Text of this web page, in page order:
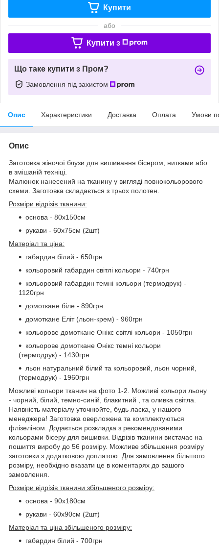
Купити
або
Купити з
Що таке купити з Пром?
Замовлення під захистом
Опис Характеристики Доставка Оплата Умови
Опис
Заготовка жіночої блузи для вишивання бісером, нитками або
в змішаній техніці.
Малюнок нанесений на тканину у вигляді повнокольорового
схеми. Заготовка складається з трьох полотен.
Розміри відрізів тканини:
основа - 80х150см
рукави - 60х75см (2шт)
Матеріал та ціна:
габардин білий - 650грн
кольоровий габардин світлі кольори - 740грн
кольоровий габардин темні кольори (термодрук) -
1120грн
домоткане біле - 890грн
домоткане Еліт (льон-крем) - 960грн
кольорове домоткане Онікс світлі кольори - 1050грн
кольорове домоткане Онікс темні кольори
(термодрук) - 1430грн
льон натуральний білий та кольоровий, льон чорний,
(термодрук) - 1960грн
Можливі кольори тканин на фото 1-2. Можливі кольори льону
- чорний, білий, темно-синій, блакитний , та оливка світла.
Наявність матеріалу уточнюйте, будь ласка, у нашого
менеджера! Заготовка оверложена та комплектуються
флізеліном. Додається розкладка з рекомендованими
кольорами бісеру для вишивки. Відрізів тканини вистачає на
пошиття виробу до 56 розміру. Можливе збільшення розміру
заготовки з додатковою доплатою. Для замовлення більшого
розміру, необхідно вказати це в коментарях до вашого
замовлення.
Розміри відрізів тканини збільшеного розміру:
основа - 90х180см
рукави - 60х90см (2шт)
Матеріал та ціна збільшеного розміру:
габардин білий - 700грн